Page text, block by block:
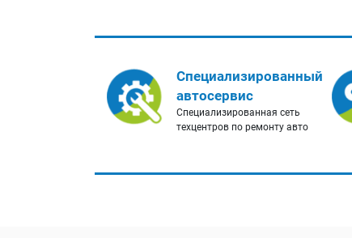
Специализированный
автосервис
Специализированная сеть
техцентров по ремонту авто